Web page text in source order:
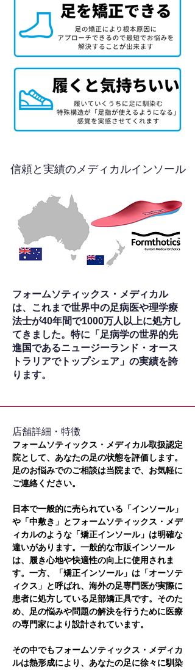
信頼と実績のメディカルインソール
フォームソティックス・メディカル
は、これまで世界中の足病医や理学療
法士が40年間で1000万人以上に処方し
てきました。特に「足病学の世界的先
進国であるニュージーランド・オース
トラリアでトップシェア」の実績を誇
ります。
​店舗詳細・特徴
フォームソティックス・メディカル取扱認定
院として、あなたの足の状態を評価します。
足のお悩みでのご相談は当院まで、お気軽に
ご連絡ください。
日本で一般的に売られている「インソール」
や「中敷き」とフォームソティックス・メデ
ィカルのような「矯正インソール」は明確な
違いがあります。一般的な市販インソール
は、履き心地や快適性の向上に使用されま
す。一方、「矯正インソール」は「オーソテ
ィクス」と呼ばれ、海外の足専門医が実際に
患者に処方している足部矯正具です。そのた
め、足の悩みや問題の解決を行うために医療
の専門家により設計されています。
その中でもフォームソティックス・メディカ
ルは熱形成により、あなたの足に徐々に馴染